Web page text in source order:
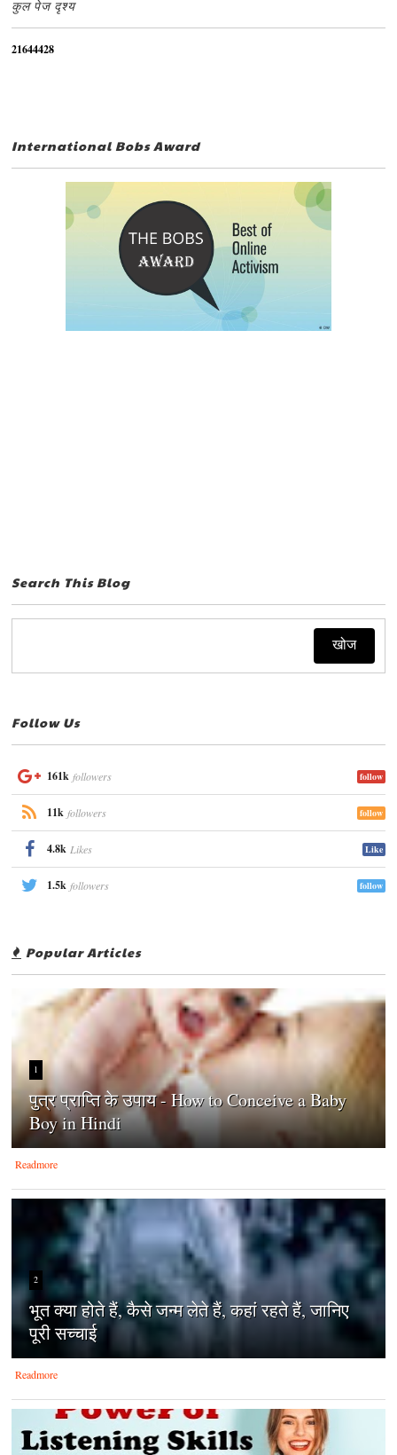
कुल पेज दृश्य
21644428
International Bobs Award
Search This Blog
Follow Us
161k followers follow
11k followers follow
4.8k Likes Like
1.5k followers follow
Popular Articles
1
पुत्र प्राप्ति के उपाय - How to Conceive a Baby
Boy in Hindi
Readmore
2
भूत क्या होते हैं, कैसे जन्म लेते हैं, कहां रहते हैं, जानिए
पूरी सच्चाई
Readmore